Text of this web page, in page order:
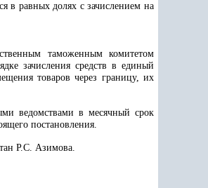
в равных долях с зачислением на
таможенным комитетом
зачисления средств в единый
товаров через границу, их
ведомствами в месячный срок
постановления.
Р.С. Азимова.